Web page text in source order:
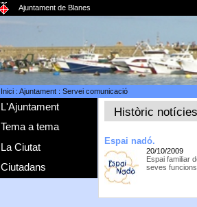
Ajuntament de Blanes
Inici: Ajuntament: Servei comunicació
L'Ajuntament
Tema a tema
La Ciutat
Ciutadans
Històric
Espai nadó.
20/10/2009
Espai familiar
seves